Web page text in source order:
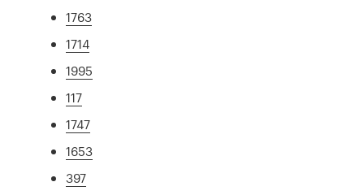
1763
1714
1995
117
1747
1653
397